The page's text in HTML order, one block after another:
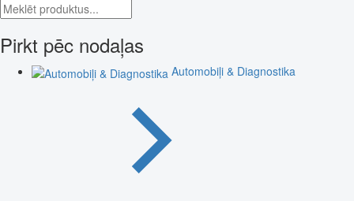
Pirkt pēc nodaļas
Automobiļi & Diagnostika